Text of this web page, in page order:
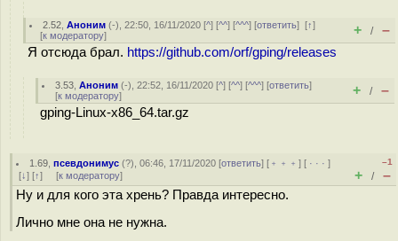
2.52 ,Аноним (-), 22:50, 16/11/2020 [^] [^^] [^^^] [ответить][↑]
[к модератору] + / –
Я отсюда брал. https://github.com/orf/gping/releases
3.53 ,Аноним (-), 22:52, 16/11/2020 [^] [^^] [^^^] [ответить]
[к модератору] + / –
gping-Linux-x86_64.tar.gz
1.69 ,псевдонимус (?), 06:46, 17/11/2020 [ответить] [ ﹢﹢﹢] [ · · ·]
[↓] [↑] [к модератору]
–1
+ / –
Ну и для кого эта хрень? Правда интересно.
Лично мне она не нужна.